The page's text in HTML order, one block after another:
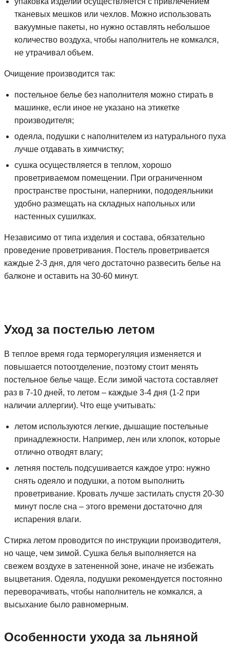
тканевых мешков или чехлов. Можно использовать
вакуумные пакеты, но нужно оставлять небольшое
количество воздуха, чтобы наполнитель не комкался,
не утрачивал объем.
Очищение производится так:
постельное белье без наполнителя можно стирать в
машинке, если иное не указано на этикетке
производителя;
одеяла, подушки с наполнителем из натурального пуха
лучше отдавать в химчистку;
сушка осуществляется в теплом, хорошо
проветриваемом помещении. При ограниченном
пространстве простыни, наперники, пододеяльники
удобно размещать на складных напольных или
настенных сушилках.
Независимо от типа изделия и состава, обязательно
проведение проветривания. Постель проветривается
каждые 2-3 дня, для чего достаточно развесить белье на
балконе и оставить на 30-60 минут.
Уход за постелью летом
В теплое время года терморегуляция изменяется и
повышается потоотделение, поэтому стоит менять
постельное белье чаще. Если зимой частота составляет
раз в 7-10 дней, то летом – каждые 3-4 дня (1-2 при
наличии аллергии). Что еще учитывать:
летом используются легкие, дышащие постельные
принадлежности. Например, лен или хлопок, которые
отлично отводят влагу;
летняя постель подсушивается каждое утро: нужно
снять одеяло и подушки, а потом выполнить
проветривание. Кровать лучше застилать спустя 20-30
минут после сна – этого времени достаточно для
испарения влаги.
Стирка летом проводится по инструкции производителя,
но чаще, чем зимой. Сушка белья выполняется на
свежем воздухе в затененной зоне, иначе не избежать
выцветания. Одеяла, подушки рекомендуется постоянно
переворачивать, чтобы наполнитель не комкался, а
высыхание было равномерным.
Особенности ухода за льняной